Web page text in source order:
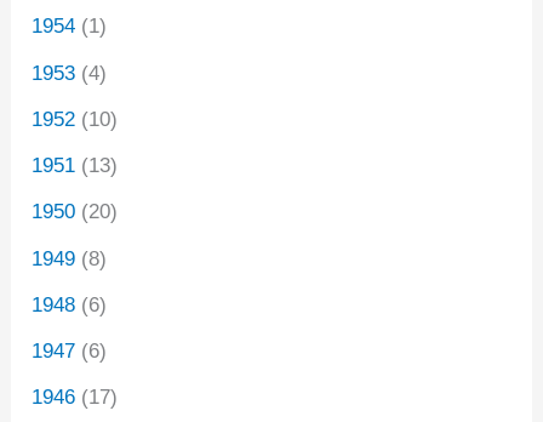
1954 (1)
1953 (4)
1952 (10)
1951 (13)
1950 (20)
1949 (8)
1948 (6)
1947 (6)
1946 (17)